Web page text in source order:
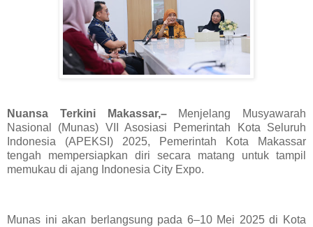
Nuansa Terkini Makassar,–
Menjelang Musyawarah
Nasional (Munas) VII Asosiasi Pemerintah Kota Seluruh
Indonesia (APEKSI) 2025, Pemerintah Kota Makassar
tengah mempersiapkan diri secara matang untuk tampil
memukau di ajang Indonesia City Expo.
Munas ini akan berlangsung pada 6–10 Mei 2025 di Kota